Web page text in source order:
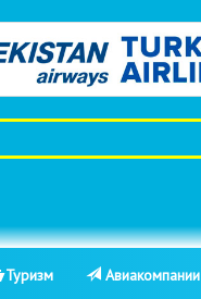
Туризм Авиакомпании